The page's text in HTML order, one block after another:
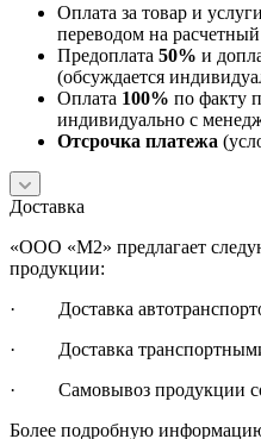
Оплата за товар и
переводом на
Предоплата 50% и
(обсуждается
Оплата 100% по факту
индивидуально с
Отсрочка платежа
Доставка
«ООО «М2» предлагает
продукции:
· Доставка
· Доставка
· Самовывоз продукции со
Более подробную